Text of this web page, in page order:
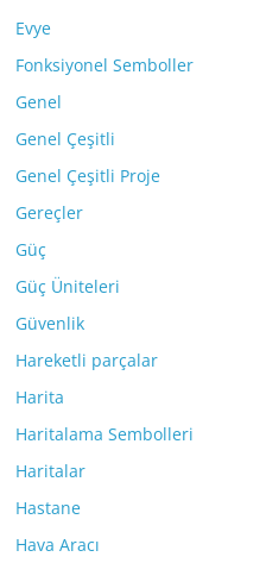
Evye
Fonksiyonel Semboller
Genel
Genel Çeşitli
Genel Çeşitli Proje
Gereçler
Güç
Güç Üniteleri
Güvenlik
Hareketli parçalar
Harita
Haritalama Sembolleri
Haritalar
Hastane
Hava Aracı